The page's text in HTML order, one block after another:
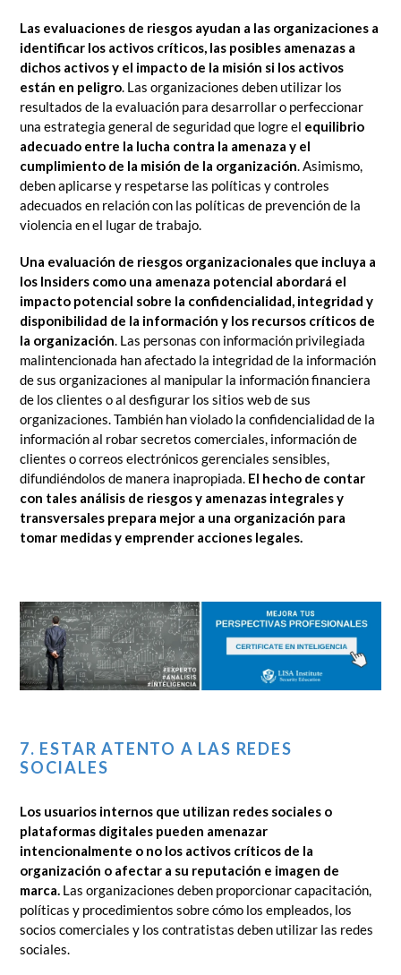
Las evaluaciones de riesgos ayudan a las organizaciones a
identificar los activos críticos, las posibles amenazas a
dichos activos y el impacto de la misión si los activos
están en peligro. Las organizaciones deben utilizar los
resultados de la evaluación para desarrollar o perfeccionar
una estrategia general de seguridad que logre el equilibrio
adecuado entre la lucha contra la amenaza y el
cumplimiento de la misión de la organización. Asimismo,
deben aplicarse y respetarse las políticas y controles
adecuados en relación con las políticas de prevención de la
violencia en el lugar de trabajo.
Una evaluación de riesgos organizacionales que incluya a
los Insiders como una amenaza potencial abordará el
impacto potencial sobre la confidencialidad, integridad y
disponibilidad de la información y los recursos críticos de
la organización. Las personas con información privilegiada
malintencionada han afectado la integridad de la información
de sus organizaciones al manipular la información financiera
de los clientes o al desfigurar los sitios web de sus
organizaciones. También han violado la confidencialidad de la
información al robar secretos comerciales, información de
clientes o correos electrónicos gerenciales sensibles,
difundiéndolos de manera inapropiada. El hecho de contar
con tales análisis de riesgos y amenazas integrales y
transversales prepara mejor a una organización para
tomar medidas y emprender acciones legales.
7. ESTAR ATENTO A LAS REDES
SOCIALES
Los usuarios internos que utilizan redes sociales o
plataformas digitales pueden amenazar
intencionalmente o no los activos críticos de la
organización o afectar a su reputación e imagen de
marca. Las organizaciones deben proporcionar capacitación,
políticas y procedimientos sobre cómo los empleados, los
socios comerciales y los contratistas deben utilizar las redes
sociales.